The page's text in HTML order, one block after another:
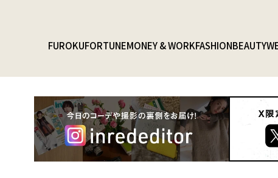
FUROKUFORTUNEMONEY & WORKFASHIONBEAUTY